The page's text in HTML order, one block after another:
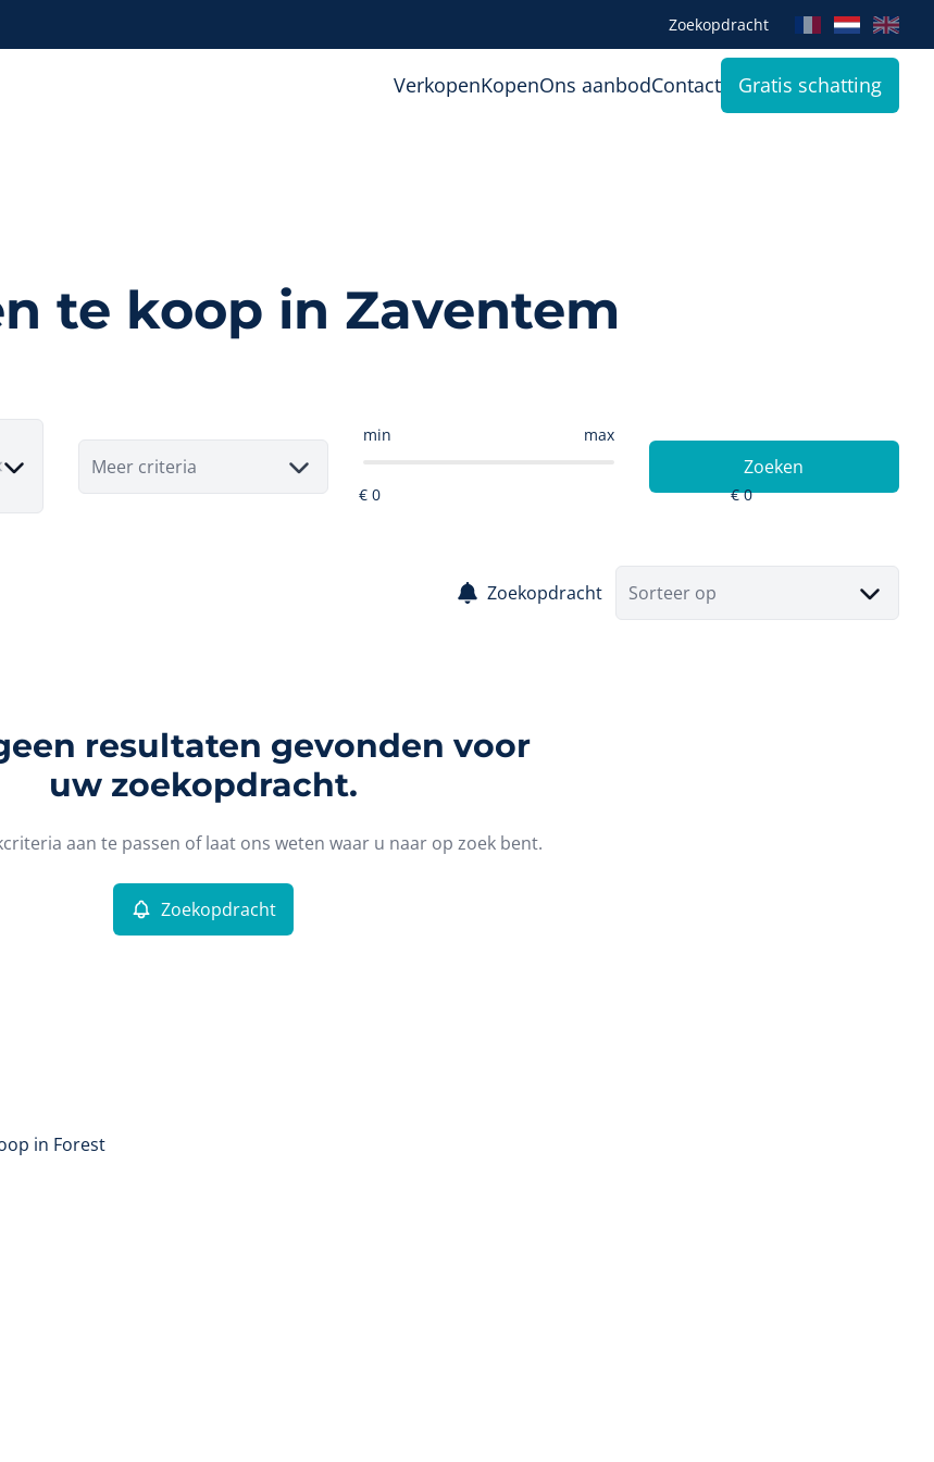
Zoekopdracht
VerkopenKopenOns aanbodContact Gratis schatting
te koop in Zaventem
Meer criteria
min max
Zoeken
Zoekopdracht Sorteer op
resultaten gevonden voor
uw zoekopdracht.
aan te passen of laat ons weten waar u naar op zoek bent.
Zoekopdracht
in Forest